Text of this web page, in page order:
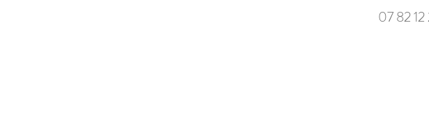
07 82